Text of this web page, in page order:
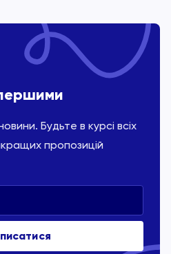
Будьте в курсі всіх
пропозицій